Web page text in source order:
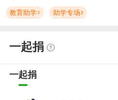
教育助学 助学专场
一起捐
一起捐